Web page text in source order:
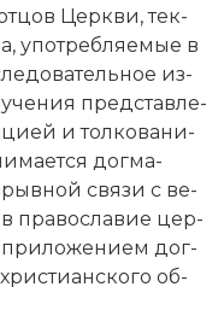
Церк­ви, тек­
упот­реб­ляе­мые в
из­
пред­став­ле­
и тол­ко­ва­ни­
дог­ма­
свя­зи с ве­
православие цер­
при­ло­же­ни­ем дог­
об­